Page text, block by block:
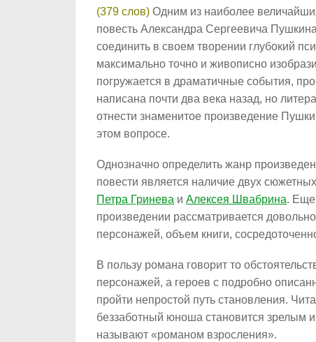
(379 слов) Одним из наиболее
повесть Александра Сергеевича
соединить в своем творении глубокий
максимально точно и живописно
погружается в драматичные события,
написана почти два века назад, но
отнести знаменитое произведение
этом вопросе.
Однозначно определить жанр
повести является наличие двух
Петра Гринева и Алексея Швабрина. Еще
произведении рассматривается
персонажей, объем книги,
В пользу романа говорит то
персонажей, а героев с подробно
пройти непростой путь становления.
беззаботный юноша становится зрелым
называют «романом взросления».